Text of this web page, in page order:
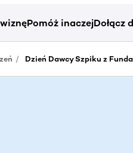
Pomóż inaczejDołącz
Dzień Dawcy Szpiku z